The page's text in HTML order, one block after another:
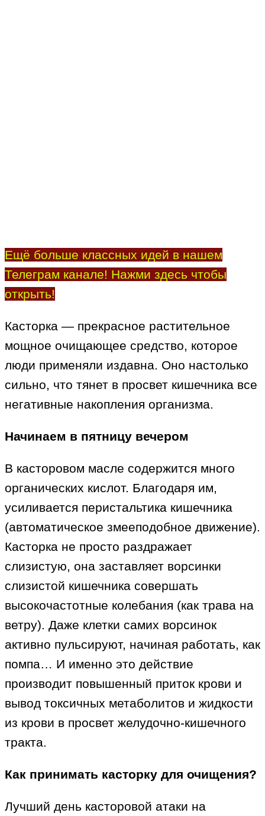
Ещё больше классных идей в нашем
Телеграм канале! Нажми здесь чтобы
открыть!
Касторка — прекрасное растительное
мощное очищающее средство, которое
люди применяли издавна. Оно настолько
сильно, что тянет в просвет кишечника все
негативные накопления организма.
Начинаем в пятницу вечером
В касторовом масле содержится много
органических кислот. Благодаря им,
усиливается перистальтика кишечника
(автоматическое змееподобное движение).
Касторка не просто раздражает
слизистую, она заставляет ворсинки
слизистой кишечника совершать
высокочастотные колебания (как трава на
ветру). Даже клетки самих ворсинок
активно пульсируют, начиная работать, как
помпа… И именно это действие
производит повышенный приток крови и
вывод токсичных метаболитов и жидкости
из крови в просвет желудочно-кишечного
тракта.
Как принимать касторку для очищения?
Лучший день касторовой атаки на